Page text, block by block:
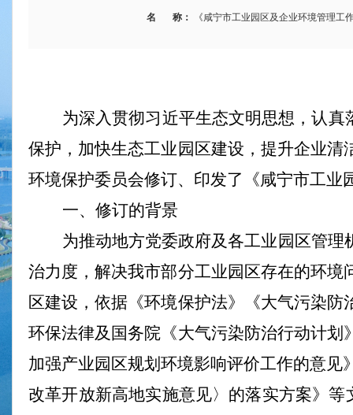
名 称： 《咸宁市工业园区及企业环境管理工
为深入贯彻习近平生态文明思想，认真
保护，加快生态工业园区建设， 提升企业清
环境保护委员会修订、印发了《咸宁市工
一、 修订的背景
为推动地方党委政府及各工业 园区管理
治力度，解决我市部分工业园区存在的环
区建设，依据《环境保护法》《大气污染
环保法律及国务院《大气污染防治行动计
加强产业园区规划环境影响评价工作的意见
改革开放新高地实施意见〉的落实方案》等